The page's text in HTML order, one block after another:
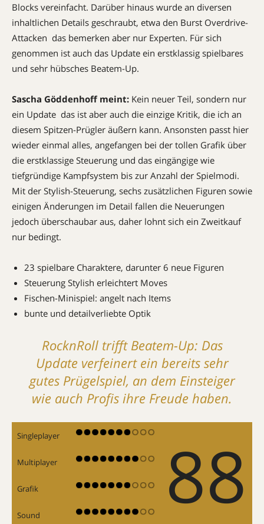
Blocks vereinfacht. Darüber hinaus wurde an diversen
inhaltlichen Details geschraubt, etwa den Burst Overdrive-
Attacken  das bemerken aber nur Experten. Für sich
genommen ist auch das Update ein erstklassig spielbares
und sehr hübsches Beatem-Up.
Sascha Göddenhoff meint: Kein neuer Teil, sondern nur
ein Update  das ist aber auch die einzige Kritik, die ich an
diesem Spitzen-Prügler äußern kann. Ansonsten passt hier
wieder einmal alles, angefangen bei der tollen Grafik über
die erstklassige Steuerung und das eingängige wie
tiefgründige Kampfsystem bis zur Anzahl der Spielmodi.
Mit der Stylish-Steuerung, sechs zusätzlichen Figuren sowie
einigen Änderungen im Detail fallen die Neuerungen
jedoch überschaubar aus, daher lohnt sich ein Zweitkauf
nur bedingt.
23 spielbare Charaktere, darunter 6 neue Figuren
Steuerung Stylish erleichtert Moves
Fischen-Minispiel: angelt nach Items
bunte und detailverliebte Optik
RocknRoll trifft Beatem-Up: Das
Update verfeinert ein bereits sehr
gutes Prügelspiel, an dem Einsteiger
wie auch Profis ihre Freude haben.
Singleplayer 88
Multiplayer
Grafik
Sound